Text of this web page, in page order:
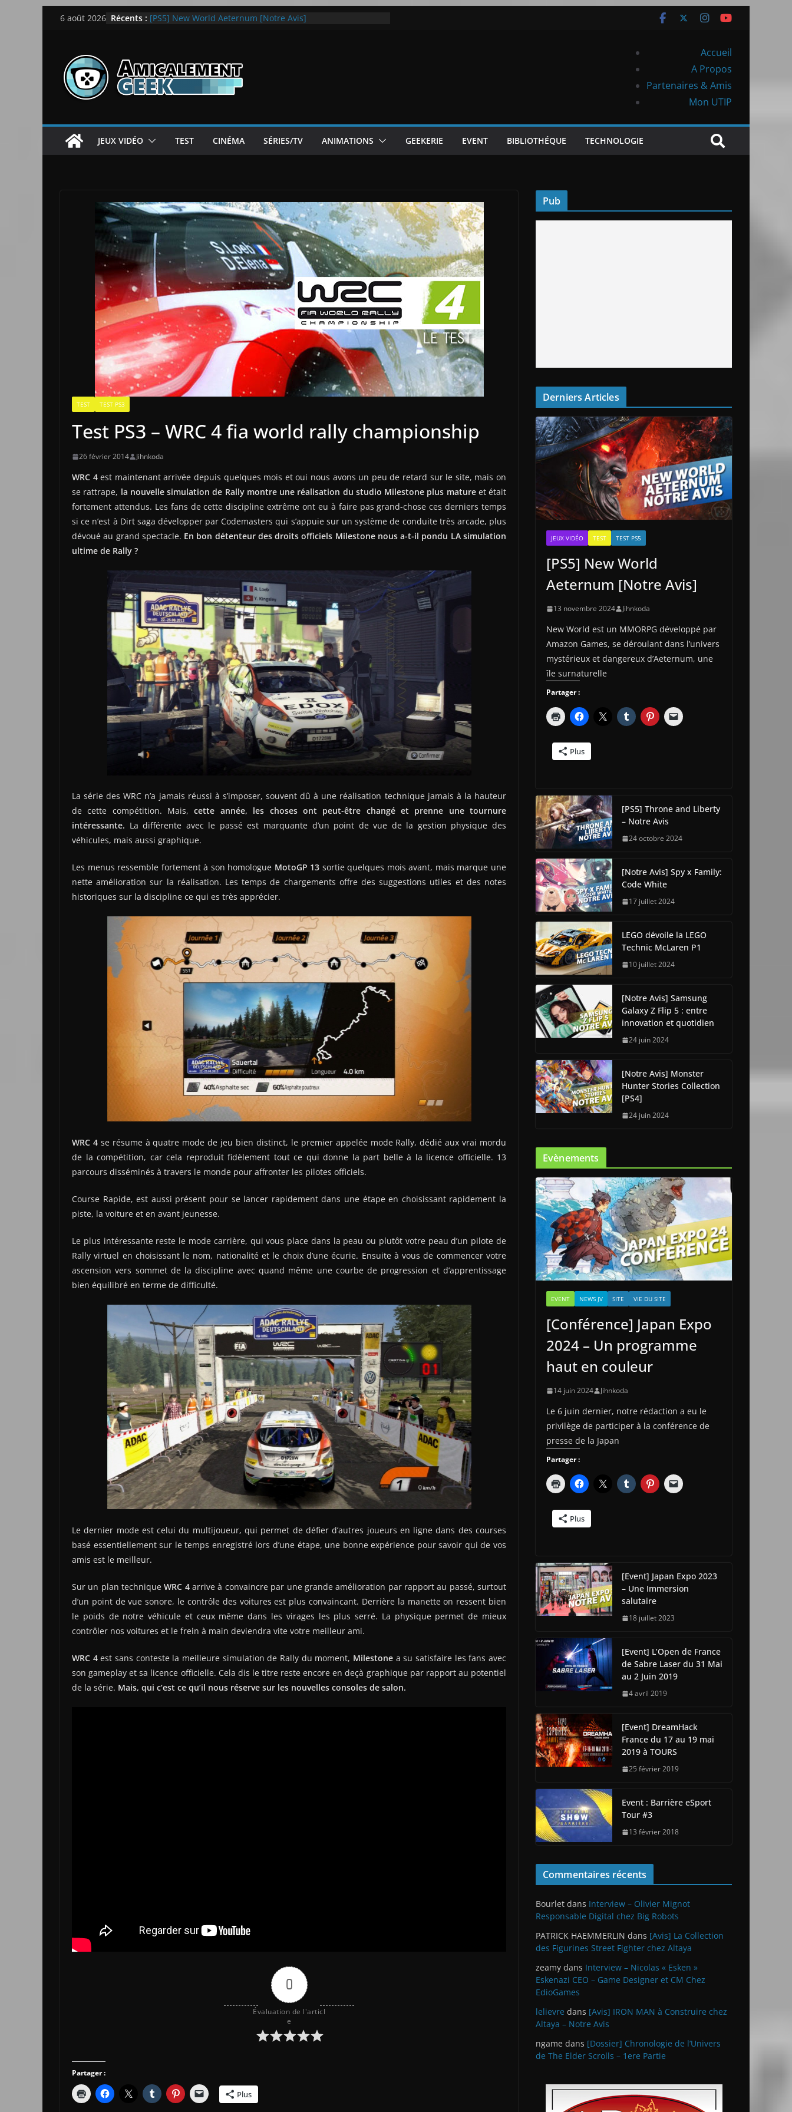
Passer6 août 2026 Récents : [PS5] New World Aeternum [Notre Avis]
[Notre Avis] Samsung Galaxy Z Flip 5 : entre innovation et
quotidien
Accueil
A Propos
Partenaires & Amis
Mon UTIP
JEUX VIDÉO TEST CINÉMA SÉRIES/TV ANIMATIONS GEEKERIE EVENT BIBLIOTHÉQUE TECHNOLOGIE
TEST TEST PS3
Test PS3 – WRC 4 fia world rally championship
26 février 2014 Jihnkoda
WRC 4est maintenant arrivée depuis quelques mois et oui nous avons un peu de retard sur le site, mais on
se rattrape, la nouvelle simulation de Rally montre une réalisation du studio Milestone plus matureet était
fortement attendus. Les fans de cette discipline extrême ont eu à faire pas grand-chose ces derniers temps
si ce n’est à Dirt saga développer par Codemasters qui s’appuie sur un système de conduite très arcade, plus
dévoué au grand spectacle. En bon détenteur des droits officiels Milestone nous a-t-il pondu LA simulation
ultime de Rally ?
La série des WRC n’a jamais réussi à s’imposer, souvent dû à une réalisation technique jamais à la hauteur
de cette compétition. Mais,cette année, les choses ont peut-être changé et prenne une tournure
intéressante. La différente avec le passé est marquante d’un point de vue de la gestion physique des
véhicules, mais aussi graphique.
Les menus ressemble fortement à son homologue MotoGP 13 sortie quelques mois avant, mais marque une
nette amélioration sur la réalisation. Les temps de chargements offre des suggestions utiles et des notes
historiques sur la discipline ce qui es très apprécier.
WRC 4se résume à quatre mode de jeu bien distinct, le premier appelée mode Rally, dédié aux vrai mordu
de la compétition, car cela reproduit fidèlement tout ce qui donne la part belle à la licence officielle. 13
parcours disséminés à travers le monde pour affronter les pilotes officiels.
Course Rapide, est aussi présent pour se lancer rapidement dans une étape en choisissant rapidement la
piste, la voiture et en avant jeunesse.
Le plus intéressante reste le mode carrière, qui vous place dans la peau ou plutôt votre peau d’un pilote de
Rally virtuel en choisissant le nom, nationalité et le choix d’une écurie. Ensuite à vous de commencer votre
ascension vers sommet de la discipline avec quand même une courbe de progression et d’apprentissage
bien équilibré en terme de difficulté.
Le dernier mode est celui du multijoueur, qui permet de défier d’autres joueurs en ligne dans des courses
basé essentiellement sur le temps enregistré lors d’une étape, une bonne expérience pour savoir qui de vos
amis est le meilleur.
Sur un plan techniqueWRC 4arrive à convaincre par une grande amélioration par rapport au passé, surtout
d’un point de vue sonore, le contrôle des voitures est plus convaincant. Derrière la manette on ressent bien
le poids de notre véhicule et ceux même dans les virages les plus serré. La physique permet de mieux
contrôler nos voitures et le frein à main deviendra vite votre meilleur ami.
WRC 4est sans conteste la meilleure simulation de Rally du moment, Milestone a su satisfaire les fans avec
son gameplay et sa licence officielle. Cela dis le titre reste encore en deçà graphique par rapport au potentiel
de la série. Mais, qui c’est ce qu’il nous réserve sur les nouvelles consoles de salon.
0
Évaluation de l'articl
e
Partager :
Plus
Pub
Derniers Articles
JEUX VIDÉO TEST TEST PS5
[PS5] New World
Aeternum [Notre Avis]
13 novembre 2024 Jihnkoda
New World est un MMORPG développé par
Amazon Games, se déroulant dans l’univers
mystérieux et dangereux d’Aeternum, une
île surnaturelle
Partager :
Plus
[PS5] Throne and Liberty
– Notre Avis
24 octobre 2024
[Notre Avis] Spy x Family:
Code White
17 juillet 2024
LEGO dévoile la LEGO
Technic McLaren P1
10 juillet 2024
[Notre Avis] Samsung
Galaxy Z Flip 5 : entre
innovation et quotidien
24 juin 2024
[Notre Avis] Monster
Hunter Stories Collection
[PS4]
24 juin 2024
Evènements
EVENT NEWS JV SITE VIE DU SITE
[Conférence] Japan Expo
2024 – Un programme
haut en couleur
14 juin 2024 Jihnkoda
Le 6 juin dernier, notre rédaction a eu le
privilège de participer à la conférence de
presse de la Japan
Partager :
Plus
[Event] Japan Expo 2023
– Une Immersion
salutaire
18 juillet 2023
[Event] L’Open de France
de Sabre Laser du 31 Mai
au 2 Juin 2019
4 avril 2019
[Event] DreamHack
France du 17 au 19 mai
2019 à TOURS
25 février 2019
Event : Barrière eSport
Tour #3
13 février 2018
Commentaires récents
Bourlet dans Interview – Olivier Mignot
Responsable Digital chez Big Robots
PATRICK HAEMMERLIN dans [Avis] La Collection
des Figurines Street Fighter chez Altaya
zeamy dans Interview – Nicolas « Esken »
Eskenazi CEO – Game Designer et CM Chez
EdioGames
lelievre dans [Avis] IRON MAN à Construire chez
Altaya – Notre Avis
ngame dans [Dossier] Chronologie de l’Univers
de The Elder Scrolls – 1ere Partie